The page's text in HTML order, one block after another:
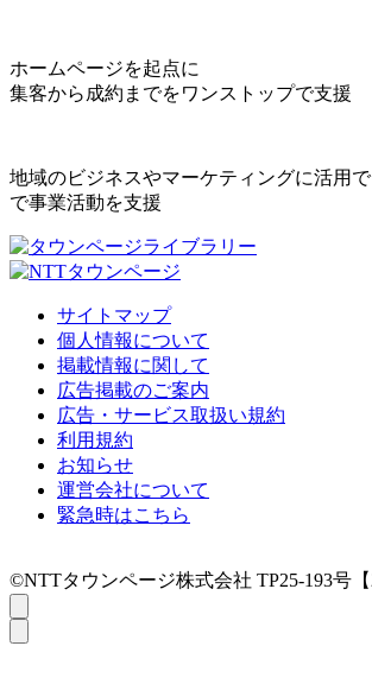
ホームページを起点に
集客から成約までをワンストップで支援
地域のビジネスやマーケティングに活用
で事業活動を支援
サイトマップ
個人情報について
掲載情報に関して
広告掲載のご案内
広告・サービス取扱い規約
利用規約
お知らせ
運営会社について
緊急時はこちら
©NTTタウンページ株式会社 TP25-193号【